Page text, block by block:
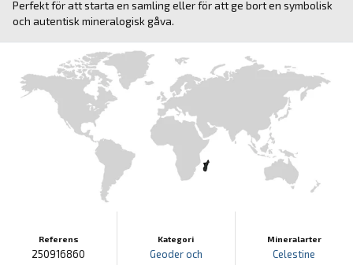
Perfekt för att starta en samling eller för att ge bort en symbolisk
och autentisk mineralogisk gåva.
Referens
250916860
Kategori
Geoder och
Mineralarter
Celestine